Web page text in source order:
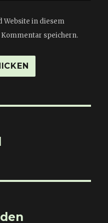
Website in diesem
speichern.